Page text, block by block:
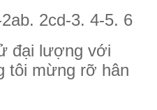
2cd-3. 4-5. 6
đại lượng với
tôi mừng rỡ hân